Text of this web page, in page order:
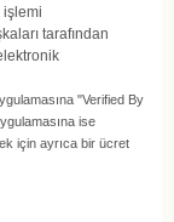
işlemi
tarafından
"Verified By
ise
için ayrıca bir ücret